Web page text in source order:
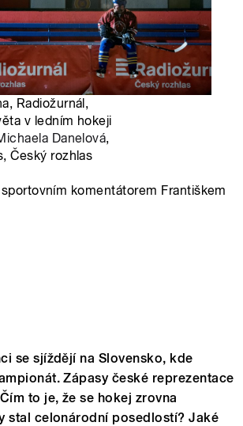
Radiožurnál,
v ledním hokeji
Danelová,
Český rozhlas
komentátorem Františkem
se sjíždějí na Slovensko, kde
Zápasy české reprezentace
to je, že se hokej zrovna
stal celonárodní posedlostí? Jaké